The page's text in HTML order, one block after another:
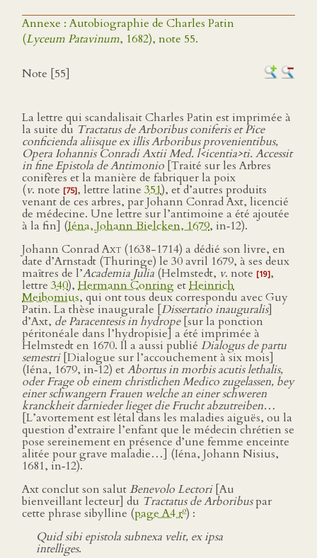
Annexe : Autobiographie de Charles Patin
(Lyceum Patavinum, 1682), note 55.
Note [55]
La lettre qui scandalisait Charles Patin est imprimée à
la suite du Tractatus de Arboribus coniferis et Pice
conficienda aliisque ex illis Arboribus provenientibus,
Opera Iohannis Conradi Axtii Med. l<icentia>ti. Accessit
in fine Epistola de Antimonio [Traité sur les Arbres
conifères et la manière de fabriquer la poix
(v. note [75], lettre latine 351), et d’autres produits
venant de ces arbres, par Johann Conrad Axt, licencié
de médecine. Une lettre sur l’antimoine a été ajoutée
à la fin] (Iéna, Johann Bielcken, 1679, in‑12).
Johann ConradAxt (1638-1714) a dédié son livre, en
date d’Arnstadt (Thuringe) le 30 avril 1679, à ses deux
maîtres de l’Academia Julia (Helmstedt, v. note [19],
lettre 340), Hermann ConringetHeinrich
Meibomius, qui ont tous deux correspondu avec Guy
Patin. La thèse inaugurale [Dissertatio inauguralis]
d’Axt, de Paracentesis in hydrope[sur la ponction
péritonéale dans l’hydropisie] a été imprimée à
Helmstedt en 1670. Il a aussi publié Dialogus de partu
semestri[Dialogue sur l’accouchement à six mois]
(Iéna, 1679, in‑12) etAbortus in morbis acutis lethalis,
oder Frage ob einem christlichen Medico zugelassen, bey
einer schwangern Frauen welche an einer schweren
kranckheit darnieder lieget die Frucht abzutreiben…
[L’avortement est létal dans les maladies aiguës, ou la
question d’extraire l’enfant que le médecin chrétien se
pose sereinement en présence d’une femme enceinte
alitée pour grave maladie…] (Iéna, Johann Nisius,
1681, in‑12).
Axt conclut son salutBenevolo Lectori[Au
bienveillant lecteur] du Tractatus de Arboribuspar
cette phrase sibylline (page A4 ro) :
Quid sibi epistola subnexa velit, ex ipsa
intelliges.